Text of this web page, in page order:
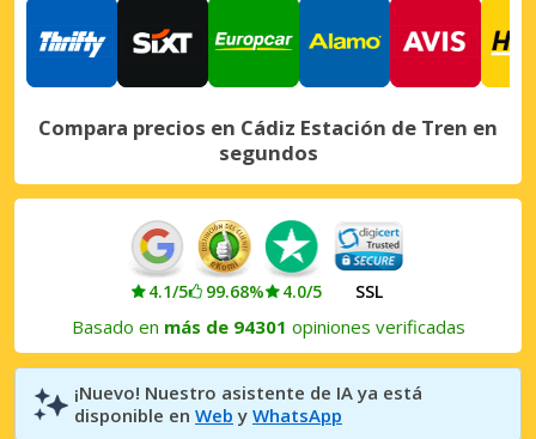
Compara precios en Cádiz Estación de Tren en
segundos
4.1/5 99.68% 4.0/5 SSL
Basado en más de 94301 opiniones verificadas
¡Nuevo! Nuestro asistente de IA ya está
disponible en Web y WhatsApp